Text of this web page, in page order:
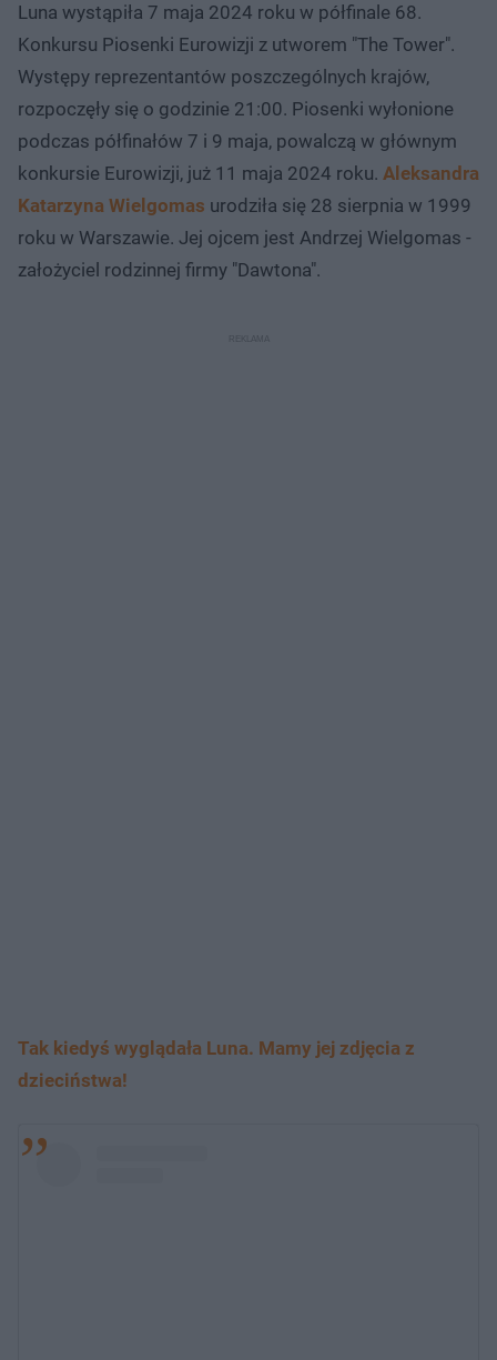
Luna wystąpiła 7 maja 2024 roku w półfinale 68.
Konkursu Piosenki Eurowizji z utworem "The Tower".
Występy reprezentantów poszczególnych krajów,
rozpoczęły się o godzinie 21:00. Piosenki wyłonione
podczas półfinałów 7 i 9 maja, powalczą w głównym
konkursie Eurowizji, już 11 maja 2024 roku. Aleksandra
Katarzyna Wielgomas urodziła się 28 sierpnia w 1999
roku w Warszawie. Jej ojcem jest Andrzej Wielgomas -
założyciel rodzinnej firmy "Dawtona".
Tak kiedyś wyglądała Luna. Mamy jej zdjęcia z
dzieciństwa!